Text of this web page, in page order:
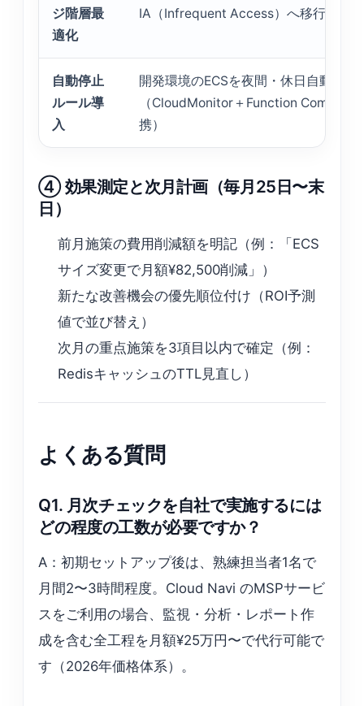
ジ階層最
適化
IA（Infrequent Access）へ移行
自動停止
ルール導
入
開発環境のECSを夜間・休日自動停止
（CloudMonitor＋Function Compute
携）
④ 効果測定と次月計画（毎月25日〜末
日）
前月施策の費用削減額を明記（例：「ECS
サイズ変更で月額¥82,500削減」）
新たな改善機会の優先順位付け（ROI予測
値で並び替え）
次月の重点施策を3項目以内で確定（例：
RedisキャッシュのTTL見直し）
よくある質問
Q1. 月次チェックを自社で実施するには
どの程度の工数が必要ですか？
A：初期セットアップ後は、熟練担当者1名で
月間2〜3時間程度。Cloud Navi のMSPサービ
スをご利用の場合、監視・分析・レポート作
成を含む全工程を月額¥25万円〜で代行可能で
す（2026年価格体系）。